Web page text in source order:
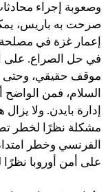
وصعوبة إجراء
صرحت به باريس،
إعمار غزة في
في حل الصراع. على
موقف حقيقي، وحتى
السلام، فمن الواضح
إدارة بايدن. ولا
مشكلة نظرًا لخطر
الفرنسي وخطر
على أمن أوروبا